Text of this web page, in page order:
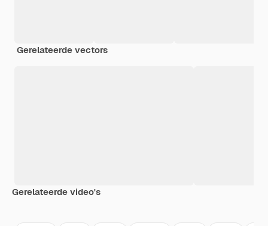
Gerelateerde vectors
Gerelateerde video's